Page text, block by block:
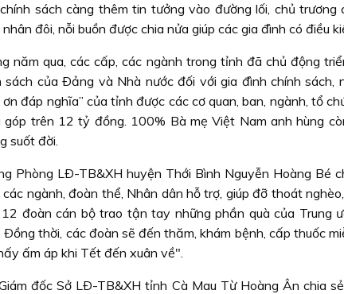
sách càng thêm tin tưởng vào đường lối, chủ
đôi, nỗi buồn được chia nửa giúp các gia đình có điều
năm qua, các cấp, các ngành trong tỉnh đã chủ động
sách của Ðảng và Nhà nước đối với gia đình chính sách,
ơn đáp nghĩa” của tỉnh được các cơ quan, ban, ngành, tổ
góp trên 12 tỷ đồng. 100% Bà mẹ Việt Nam anh hùng
suốt đời.
Phòng LÐ-TB&XH huyện Thới Bình Nguyễn Hoàng Bé
ngành, đoàn thể, Nhân dân hỗ trợ, giúp đỡ thoát
12 đoàn cán bộ trao tận tay những phần quà của Trung
Ðồng thời, các đoàn sẽ đến thăm, khám bệnh, cấp thuốc
ấm áp khi Tết đến xuân về".
đốc Sở LÐ-TB&XH tỉnh Cà Mau Từ Hoàng Ân chia